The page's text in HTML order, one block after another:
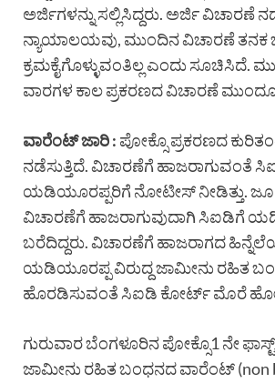
ಅರ್ಜಿಗಳನ್ನು ಸಲ್ಲಿಸಿದ್ದರು. ಅರ್ಜಿ ವಿಚಾರಣೆ
ನ್ಯಾಯಾಲಯವು, ಮುಂದಿನ ವಿಚಾರಣೆ
ಕ್ರಮಕೈಗೊಳ್ಳುವಂತಿಲ್ಲ ಎಂದು ಸೂಚಿಸಿದೆ.
ವಾರಗಳ ಕಾಲ ಪ್ರಕರಣದ ವಿಚಾರಣೆ
ವಾರೆಂಟ್ ಜಾರಿ : ಪೋಕ್ಸೊ ಪ್ರಕರಣದ
ನಡೆಸುತ್ತಿದೆ. ವಿಚಾರಣೆಗೆ ಹಾಜರಾಗುವಂತೆ
ಯಡಿಯೂರಪ್ಪರಿಗೆ ನೋಟೀಸ್ ನೀಡಿತ್ತು.
ವಿಚಾರಣೆಗೆ ಹಾಜರಾಗುವುದಾಗಿ ಸಿಐಡಿಗೆ
ಬರೆದಿದ್ದರು. ವಿಚಾರಣೆಗೆ ಹಾಜರಾಗದ
ಯಡಿಯೂರಪ್ಪ ವಿರುದ್ದ ಜಾಮೀನು ರಹಿತ
ಹೊರಡಿಸುವಂತೆ ಸಿಐಡಿ ಕೋರ್ಟ್ ಮೊರೆ
ಗುರುವಾರ ಬೆಂಗಳೂರಿನ ಪೋಕ್ಸೊ1 ನೇ
ಜಾಮೀನು ರಹಿತ ಬಂಧನದ ವಾರೆಂಟ್ (non